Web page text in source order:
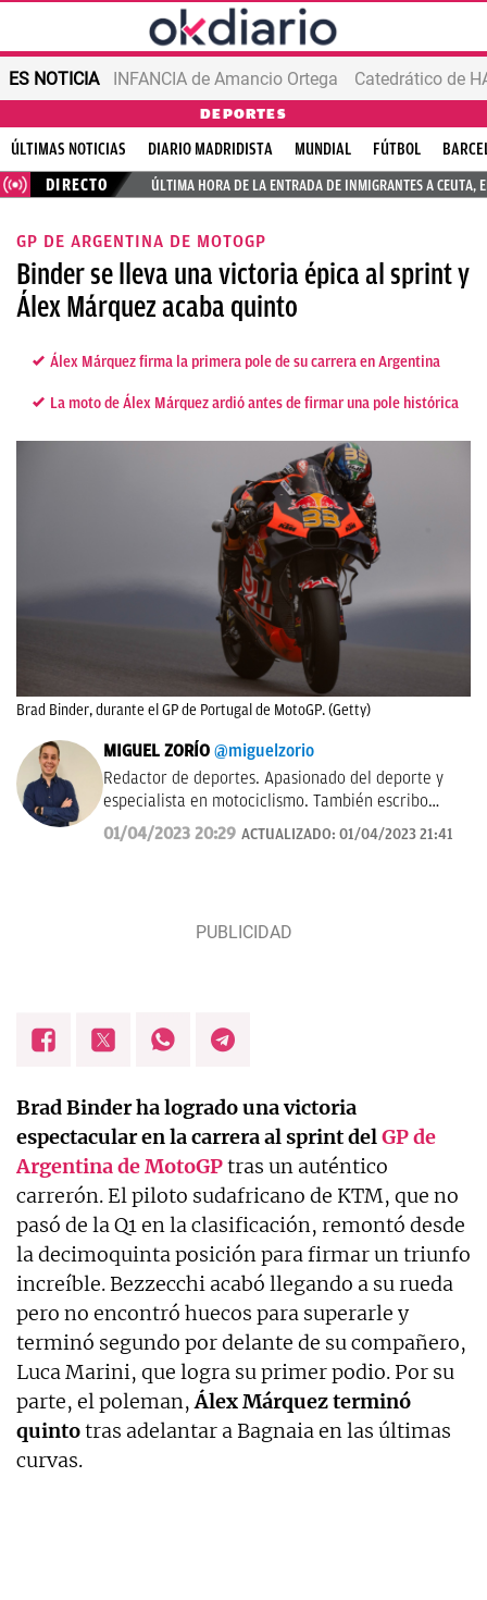
ES NOTICIA INFANCIA de Amancio Ortega
DEPORTES
ÚLTIMAS NOTICIAS DIARIO MADRIDISTA MUNDIAL FÚTBOL
DIRECTO
ÚLTIMA HORA DE LA ENTRADA DE INMIGRANTES A CEUTA,
GP DE ARGENTINA DE MOTOGP
Binder se lleva una victoria épica al sprint y
Álex Márquez acaba quinto
Álex Márquez firma la primera pole de su carrera en Argentina
La moto de Álex Márquez ardió antes de firmar una pole histórica
Brad Binder, durante el GP de Portugal de MotoGP. (Getty)
MIGUEL ZORÍO @miguelzorio
Redactor de deportes. Apasionado del deporte y
especialista en motociclismo. También escribo
sobre pádel y NFL.
01/04/2023 20:29 ACTUALIZADO: 01/04/2023 21:41
Brad Binderha logrado una victoria
espectacular en la carrera al sprint delGP de
Argentina de MotoGPtras un auténtico
carrerón. El piloto sudafricano de KTM, que no
pasó de la Q1 en la clasificación, remontó desde
la decimoquinta posición para firmar un triunfo
increíble. Bezzecchi acabó llegando a su rueda
pero no encontró huecos para superarle y
terminó segundo por delante de su compañero,
Luca Marini, que logra su primer podio. Por su
parte, el poleman,Álex Márquez terminó
quintotras adelantar a Bagnaia en las últimas
curvas.